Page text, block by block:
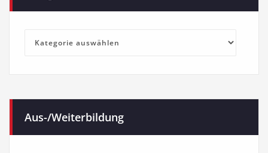
Kategorien
Aus-/Weiterbildung